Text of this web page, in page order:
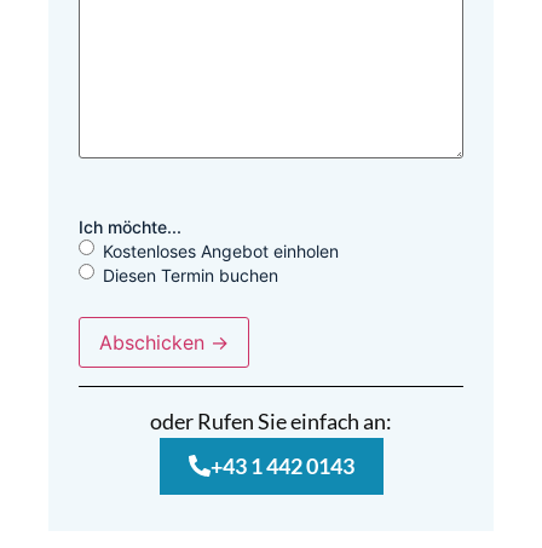
Ich möchte...
Kostenloses Angebot einholen
Diesen Termin buchen
oder Rufen Sie einfach an:
+43 1 442 0143